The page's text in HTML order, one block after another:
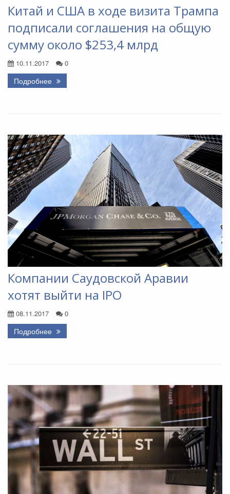
Китай и США в ходе визита Трампа
подписали соглашения на общую
сумму около $253,4 млрд
10.11.2017 0
Подробнее
Компании Саудовской Аравии
хотят выйти на IPO
08.11.2017 0
Подробнее